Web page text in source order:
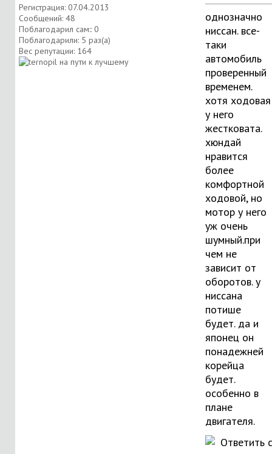
Регистрация: 07.04.2013
Сообщений: 48
Поблагодарил сам:: 0
Поблагодарили: 5 раз(а)
Вес репутации: 164
однозначно
ниссан. все-
таки
автомобиль
проверенный
временем.
хотя ходовая
у него
жестковата.
хюндай
нравится
более
комфортной
ходовой, но
мотор у него
уж очень
шумный.при
чем не
зависит от
оборотов. у
ниссана
потише
будет. да и
японец он
понадежней
корейца
будет.
особенно в
плане
двигателя.